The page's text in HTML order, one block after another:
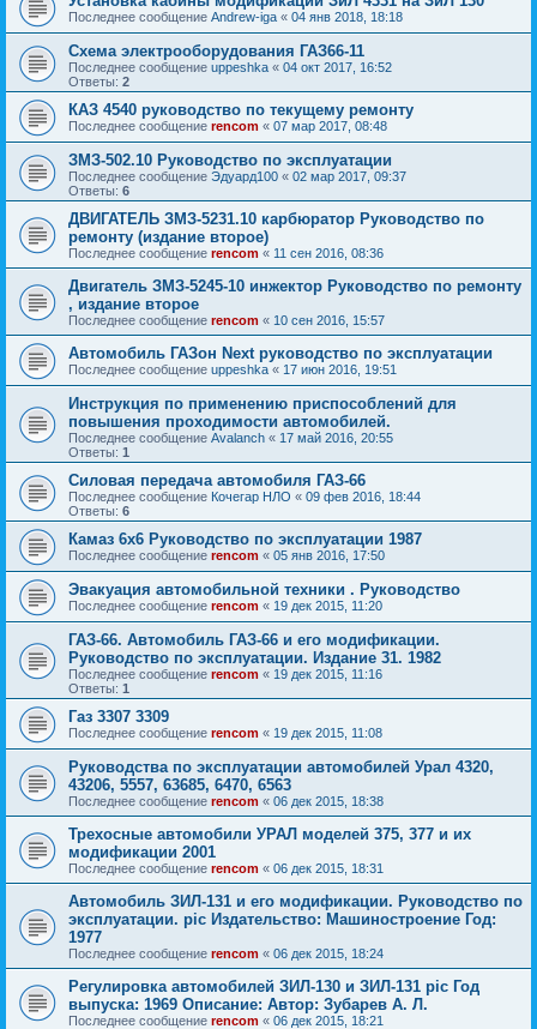
Последнее сообщение Andrew-iga « 04 янв 2018, 18:18
Схема электрооборудования ГАЗ66-11
Последнее сообщение uppeshka « 04 окт 2017, 16:52
Ответы: 2
КАЗ 4540 руководство по текущему ремонту
Последнее сообщение rencom « 07 мар 2017, 08:48
ЗМЗ-502.10 Руководство по эксплуатации
Последнее сообщение Эдуард100 « 02 мар 2017, 09:37
Ответы: 6
ДВИГАТЕЛЬ ЗМЗ-5231.10 карбюратор Руководство по
ремонту (издание второе)
Последнее сообщение rencom « 11 сен 2016, 08:36
Двигатель ЗМЗ-5245-10 инжектор Руководство по ремонту
, издание второе
Последнее сообщение rencom « 10 сен 2016, 15:57
Автомобиль ГАЗон Next руководство по эксплуатации
Последнее сообщение uppeshka « 17 июн 2016, 19:51
Инструкция по применению приспособлений для
повышения проходимости автомобилей.
Последнее сообщение Avalanch « 17 май 2016, 20:55
Ответы: 1
Силовая передача автомобиля ГАЗ-66
Последнее сообщение Кочегар НЛО « 09 фев 2016, 18:44
Ответы: 6
Камаз 6x6 Руководство по эксплуатации 1987
Последнее сообщение rencom « 05 янв 2016, 17:50
Эвакуация автомобильной техники . Руководство
Последнее сообщение rencom « 19 дек 2015, 11:20
ГАЗ-66. Автомобиль ГАЗ-66 и его модификации.
Руководство по эксплуатации. Издание 31. 1982
Последнее сообщение rencom « 19 дек 2015, 11:16
Ответы: 1
Газ 3307 3309
Последнее сообщение rencom « 19 дек 2015, 11:08
Руководства по эксплуатации автомобилей Урал 4320,
43206, 5557, 63685, 6470, 6563
Последнее сообщение rencom « 06 дек 2015, 18:38
Трехосные автомобили УРАЛ моделей 375, 377 и их
модификации 2001
Последнее сообщение rencom « 06 дек 2015, 18:31
Автомобиль ЗИЛ-131 и его модификации. Руководство по
эксплуатации. pic Издательство: Машиностроение Год:
1977
Последнее сообщение rencom « 06 дек 2015, 18:24
Регулировка автомобилей ЗИЛ-130 и ЗИЛ-131 pic Год
выпуска: 1969 Описание: Автор: Зубарев А. Л.
Последнее сообщение rencom « 06 дек 2015, 18:21